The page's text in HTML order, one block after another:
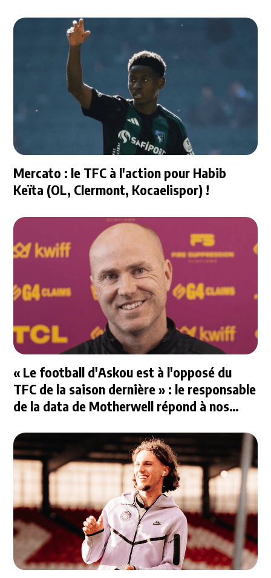
Mercato : le TFC à l'action pour Habib
Keïta (OL, Clermont, Kocaelispor) !
« Le football d'Askou est à l'opposé du
TFC de la saison dernière » : le responsable
de la data de Motherwell répond à nos